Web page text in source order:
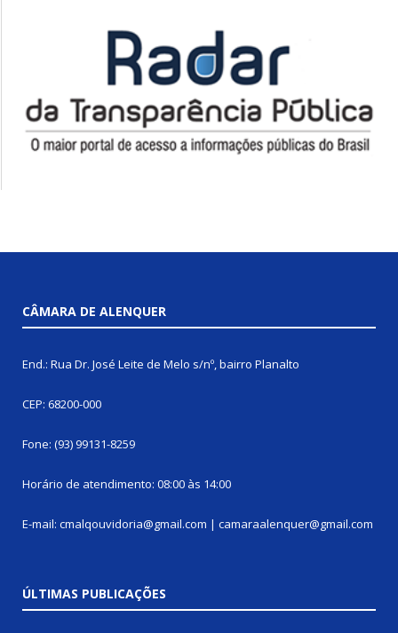
CÂMARA DE ALENQUER
End.: Rua Dr. José Leite de Melo s/nº, bairro Planalto
CEP: 68200-000
Fone: (93) 99131-8259
Horário de atendimento: 08:00 às 14:00
E-mail: cmalqouvidoria@gmail.com | camaraalenquer@gmail.com
ÚLTIMAS PUBLICAÇÕES